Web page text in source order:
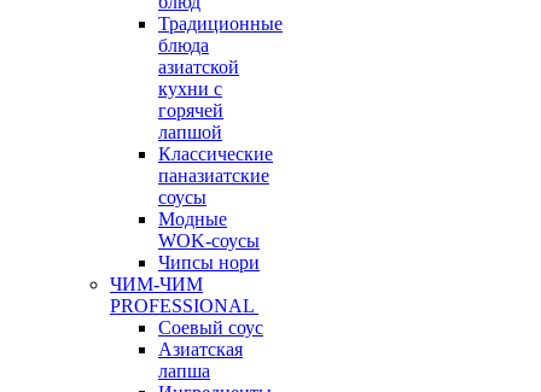
Традиционные
блюда
азиатской
кухни с
горячей
лапшой
Классические
паназиатские
соусы
Модные
WOK-соусы
Чипсы нори
ЧИМ-ЧИМ
PROFESSIONAL
Соевый соус
Азиатская
лапша